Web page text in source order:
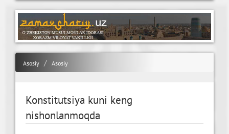
Asosiy Asosiy
Konstitutsiya kuni keng
nishonlanmoqda